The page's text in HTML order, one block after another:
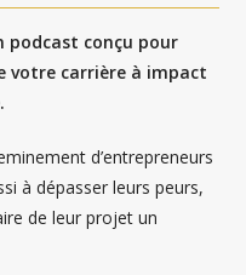
podcast conçu pour
votre carrière à impact
d’entrepreneurs
à dépasser leurs peurs,
de leur projet un